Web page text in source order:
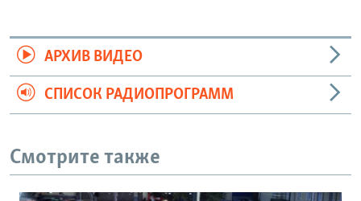
АРХИВ ВИДЕО
СПИСОК РАДИОПРОГРАММ
Смотрите также